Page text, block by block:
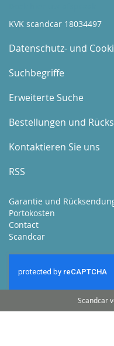
KVK scandcar 18034497
Datenschutz- und
Suchbegriffe
Erweiterte Suche
Bestellungen und
Kontaktieren Sie uns
RSS
Garantie und
Portokosten
Contact
Scandcar
Scandcar